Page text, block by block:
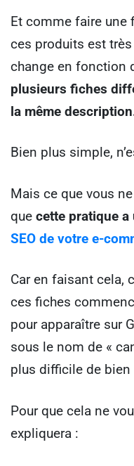
Et comme faire une
ces produits est
change en fonction
plusieurs fiches
la même
Bien plus simple,
Mais ce que vous
que cette pratique
SEO de votre e-
Car en faisant cela,
ces fiches
pour apparaître sur
sous le nom de «
plus difficile de
Pour que cela ne
expliquera :